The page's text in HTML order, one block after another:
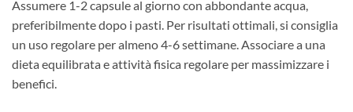
Assumere 1-2 capsule al giorno con abbondante acqua,
preferibilmente dopo i pasti. Per risultati ottimali, si consiglia
un uso regolare per almeno 4-6 settimane. Associare a una
dieta equilibrata e attività fisica regolare per massimizzare i
benefici.